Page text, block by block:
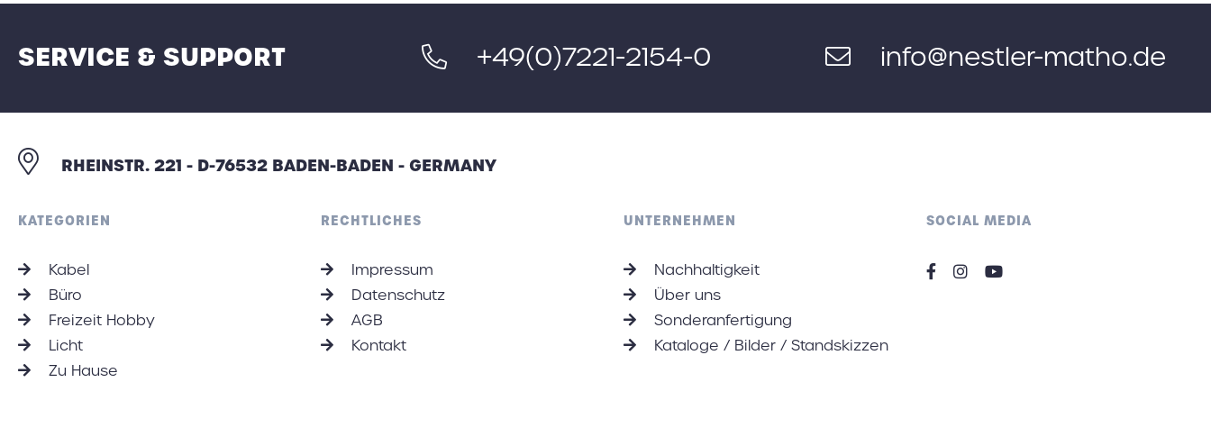
SERVICE & SUPPORT +49(0)7221-2154-0 info@nestler-matho.de
RHEINSTR. 221 - D-76532 BADEN-BADEN - GERMANY
KATEGORIEN
Kabel
Büro
Freizeit Hobby
Licht
Zu Hause
RECHTLICHES
Impressum
Datenschutz
AGB
Kontakt
UNTERNEHMEN
Nachhaltigkeit
Über uns
Sonderanfertigung
Kataloge / Bilder / Standskizzen
SOCIAL MEDIA